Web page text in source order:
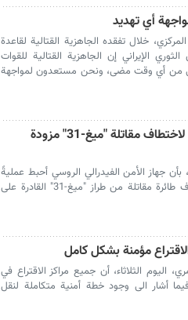
أي تهديد
خلال تفقده الجاهزية القتالية لقاعدة
الإيراني إن الجاهزية القتالية للقوات
أعلى من أي وقت مضى، ونحن مستعدون لمواجهة
موسكو تعلن إحباط محاولة أوكرانية لاختطاف مقاتلة "ميغ-31" مزودة
بأن جهاز الأمن الفيدرالي الروسي أحبط عمليةً
استخبارية لأوكرانيا كانت تهدف إلى اختطاف طائرة مقاتلة من طراز "ميغ-31" القادرة على
مؤمنة بشكل كامل
اليوم الثلاثاء، أن جميع مراكز الاقتراع في
أشار الى وجود خطة أمنية متكاملة لنقل